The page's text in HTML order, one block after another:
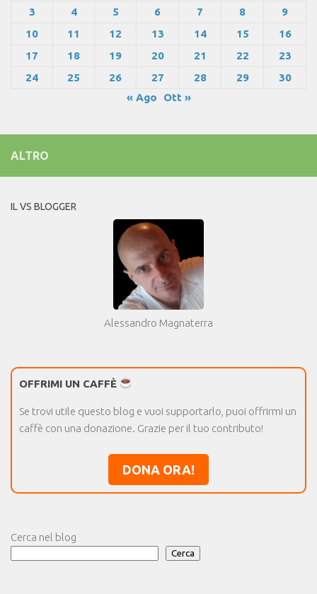
3
4 5 6 7 8
9
10
11 12 13 14 15
16
17
18 19 20 21 22
23
24
25 26 27 28 29
30
« Ago
Ott »
ALTRO
IL VS BLOGGER
Alessandro Magnaterra
OFFRIMI UN CAFFÈ
Se trovi utile questo blog e vuoi supportarlo, puoi offrirmi un
caffè con una donazione. Grazie per il tuo contributo!
DONA ORA!
Cerca nel blog
Cerca